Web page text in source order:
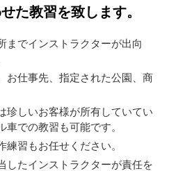
た教習を致します。
までインストラクターが出向
お仕事先、指定された公園、商
珍しいお客様が所有していてい
車での教習も可能です。
練習もお任せください。
したインストラクターが責任を